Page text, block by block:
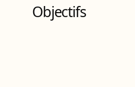
Objectifs